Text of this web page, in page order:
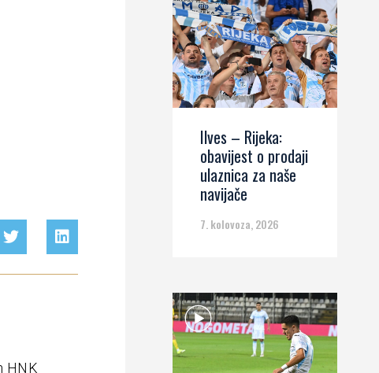
HNK
Ilves – Rijeka:
obavijest o prodaji
ulaznica za naše
navijače
7. kolovoza, 2026